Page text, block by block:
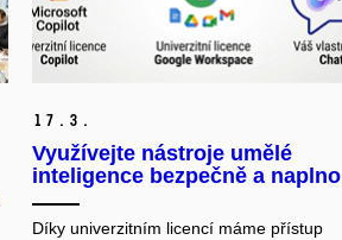
17. 3.
Využívejte nástroje umělé
inteligence bezpečně a naplno
Díky univerzitním licencí máme přístup